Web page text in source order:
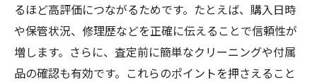
るほど高評価につながるためです。たとえば、購入日時
や保管状況、修理歴などを正確に伝えることで信頼性が
増します。さらに、査定前に簡単なクリーニングや付属
品の確認も有効です。これらのポイントを押さえること